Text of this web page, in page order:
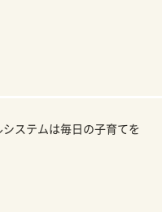
ステムは毎日の子育てを